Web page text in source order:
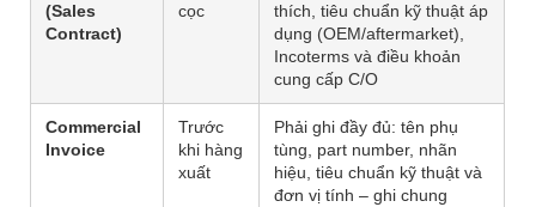
(Sales
Contract)
cọc
thích, tiêu chuẩn kỹ thuật áp
dụng (OEM/aftermarket),
Incoterms và điều khoản
cung cấp C/O
Commercial
Invoice
Trước
khi hàng
xuất
Phải ghi đầy đủ: tên phụ
tùng, part number, nhãn
hiệu, tiêu chuẩn kỹ thuật và
đơn vị tính – ghi chung